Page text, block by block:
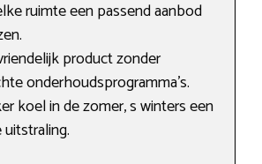
ruimte een passend aanbod
product zonder
onderhoudsprogramma’s.
koel in de zomer, s winters een